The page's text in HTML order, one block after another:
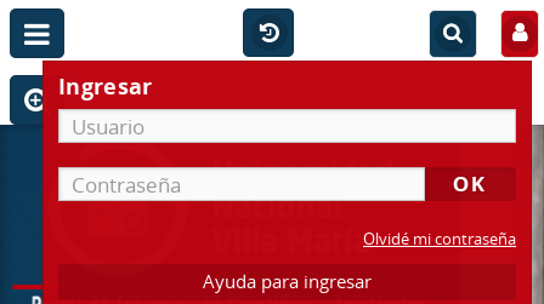
Ingresar
Olvidé mi contraseña
Ayuda para ingresar